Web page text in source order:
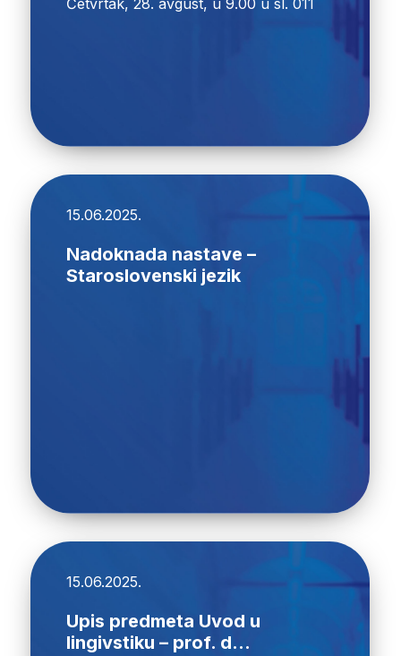
15.06.2025.
Nadoknada nastave –
Staroslovenski jezik
15.06.2025.
Upis predmeta Uvod u
lingivstiku – prof. d...